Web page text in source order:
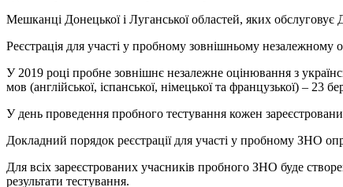
Мешканці Донецької і Луганської областей, яких
Реєстрація для участі у пробному зовнішньому незалежному
У 2019 році пробне зовнішнє незалежне оцінювання з
мов (англійської, іспанської, німецької та французької) – 23
У день проведення пробного тестування кожен
Докладний порядок реєстрації для участі у пробному ЗНО
Для всіх зареєстрованих учасників пробного ЗНО буде
результати тестування.